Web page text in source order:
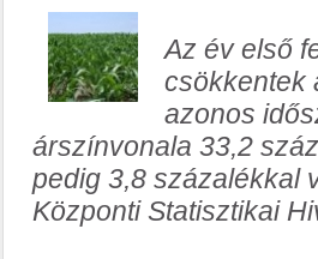
Az év első
csökkentek
azonos
árszínvonala 33,2
pedig 3,8 százalékkal
Központi Statisztikai